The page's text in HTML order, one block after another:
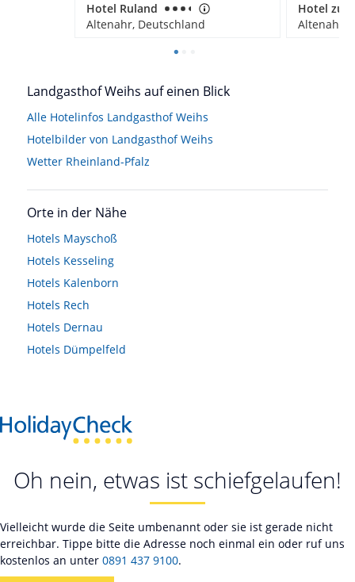
Hotel Ruland
Altenahr, Deutschland
Hotel zur
Altenahr,
Landgasthof Weihs auf einen Blick
Alle Hotelinfos Landgasthof Weihs
Hotelbilder von Landgasthof Weihs
Wetter Rheinland-Pfalz
Orte in der Nähe
Hotels Mayschoß
Hotels Kesseling
Hotels Kalenborn
Hotels Rech
Hotels Dernau
Hotels Dümpelfeld
Oh nein, etwas ist schiefgelaufen!
Vielleicht wurde die Seite umbenannt oder sie ist gerade nicht
erreichbar. Tippe bitte die Adresse noch einmal ein oder ruf uns
kostenlos an unter 0891 437 9100.